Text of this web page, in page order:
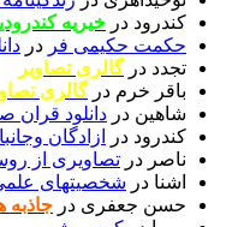
کندرود در خیریه
حکمت حکیمی فر در
تجدد درگالری تصاویر
باقر خرم درگالری
شاهین در دانلود قران
کندرود در
ازادگان
ناصر در تصاویری از
اشنا در شخصیتهای
حسن جعفری در جاذبه